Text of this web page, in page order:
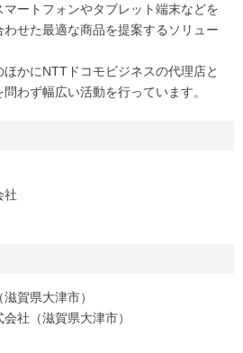
ートフォンやタブレット端末などを
せた最適な商品を提案するソリュー
かにNTTドコモビジネスの代理店と
わず幅広い活動を行っています。
社
賀県大津市）
社（滋賀県大津市）